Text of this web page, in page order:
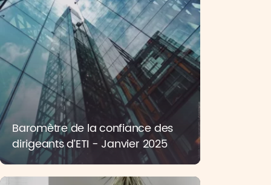
Baromètre de la confiance des
dirigeants d’ETI - Janvier 2025